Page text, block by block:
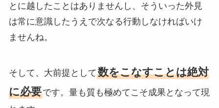
とに越したことはありませんし、そういった外見
は常に意識したうえで次なる行動しなければいけ
ませんね。
そして、大前提として数をこなすことは絶対
に必要です。量も質も極めてこそ成果となって現